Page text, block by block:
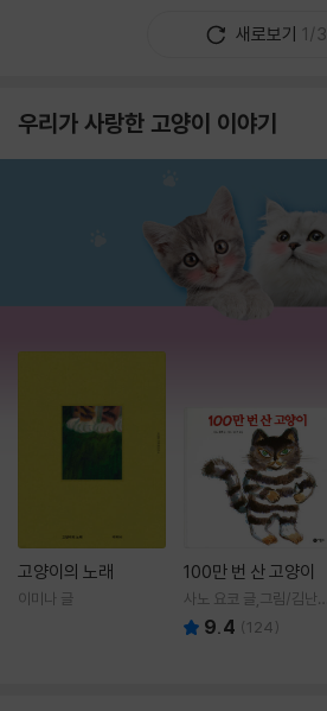
새로보기 1/3
우리가 사랑한 고양이 이야기
고양이의 노래
이미나 글
100만 번 산 고양이
사노 요코 글,그림/김난주
역 9.4 (124)